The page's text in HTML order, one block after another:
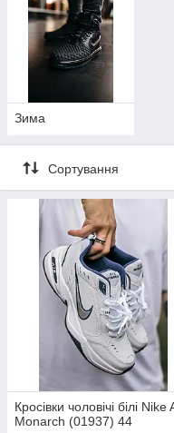
Зима
Сортування
Кросівки чоловічі білі Nike
Monarch (01937) 44